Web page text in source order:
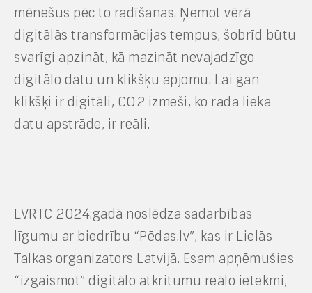
mēnešus pēc to radīšanas. Ņemot vērā
digitālās transformācijas tempus, šobrīd būtu
svarīgi apzināt, kā mazināt nevajadzīgo
digitālo datu un klikšķu apjomu. Lai gan
klikšķi ir digitāli, CO2 izmeši, ko rada lieka
datu apstrāde, ir reāli.
LVRTC 2024.gadā noslēdza sadarbības
līgumu ar biedrību “Pēdas.lv”, kas ir Lielās
Talkas organizators Latvijā. Esam apņēmušies
“izgaismot” digitālo atkritumu reālo ietekmi,